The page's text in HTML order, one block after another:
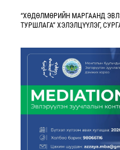
“ХӨДӨЛМӨРИЙН МАРГААНД
ТУРШЛАГА” ХЭЛЭЛЦҮҮЛЭГ,